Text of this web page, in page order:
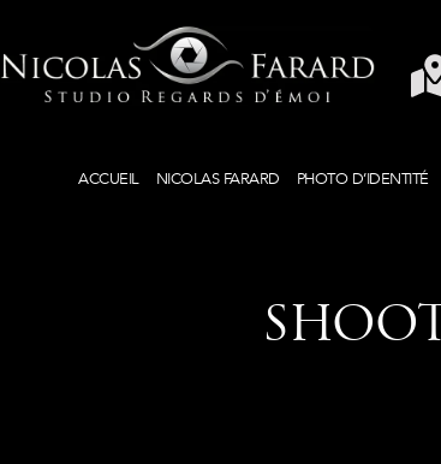
ACCUEIL NICOLAS FARARD PHOTO D’IDENTITÉ